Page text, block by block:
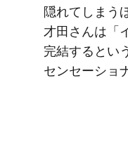
隠れてしまう​
才田さんは​「
完結すると​い
センセーショ